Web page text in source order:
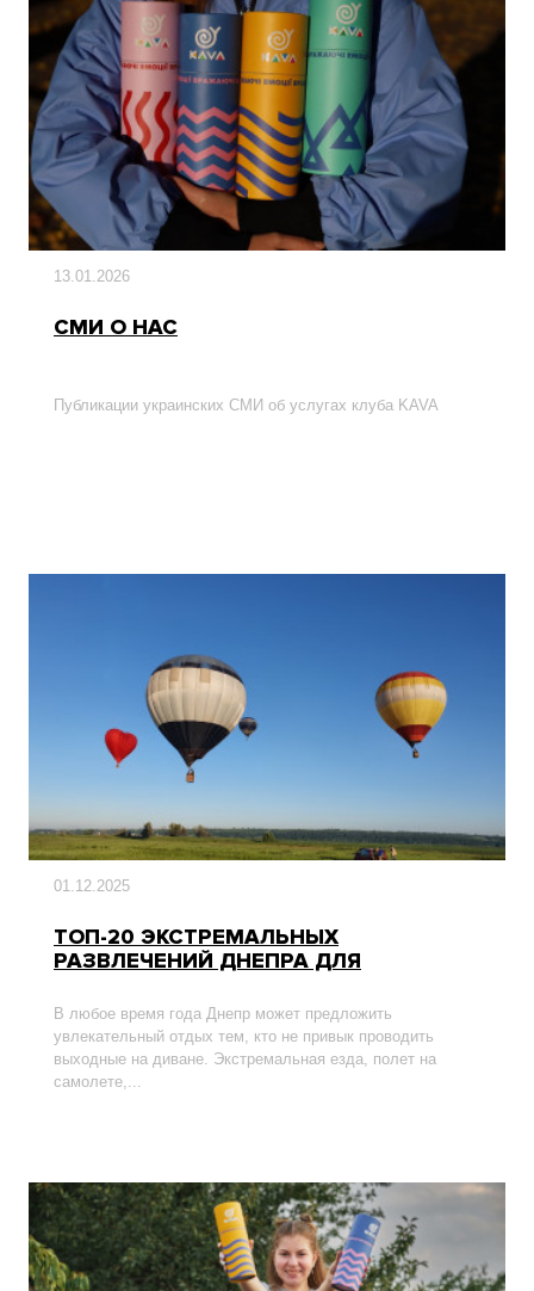
13.01.2026
СМИ О НАС
Публикации украинских СМИ об услугах клуба KAVA
01.12.2025
ТОП-20 ЭКСТРЕМАЛЬНЫХ
РАЗВЛЕЧЕНИЙ ДНЕПРА ДЛЯ
В любое время года Днепр может предложить
увлекательный отдых тем, кто не привык проводить
выходные на диване. Экстремальная езда, полет на
самолете,...